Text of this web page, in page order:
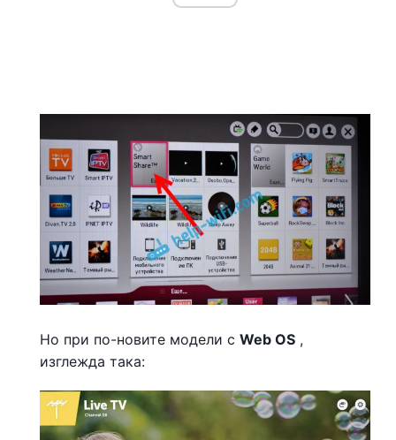
Но при по-новите модели с Web OS ,
изглежда така: